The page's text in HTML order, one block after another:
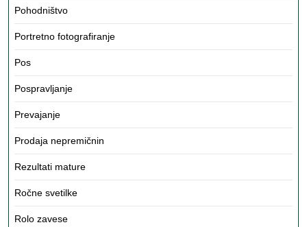
Pohodništvo
Portretno fotografiranje
Pos
Pospravljanje
Prevajanje
Prodaja nepremičnin
Rezultati mature
Ročne svetilke
Rolo zavese